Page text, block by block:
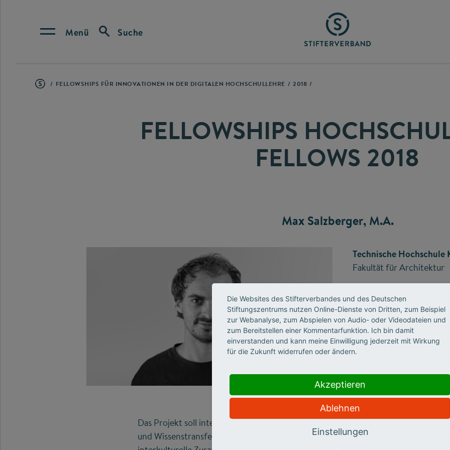
Menü Suche
FELLOWSHIPS FÜR INNOVATIONEN IN DER DIGITALEN HOCHSCHULLEHRE 2018
FELLOWSHIPS
FELLOWS 2018
Max Salzberger, M.A.
Technische Hochschule
Fakultät für Architektur
Fellowship für
Projekt:
InterACT – Open
Das Projekt soll interdisziplinäres Wissen vermitteln, generieren, teilen und
und Wissenstransfer zwischen unterschiedlichen Berufsbildern sowie das
Die Websites des Stifterverbandes und des Deutschen
Stiftungszentrums nutzen Online-Dienste von Dritten, zum Beispiel
zur Webanalyse, zum Abspielen von Audio- oder Videodateien und
zum Bereitstellen einer Kommentarfunktion. Ich bin damit
einverstanden und kann meine Einwilligung jederzeit mit Wirkung
für die Zukunft widerrufen oder ändern.
Akzeptieren
Ablehnen
Einstellungen